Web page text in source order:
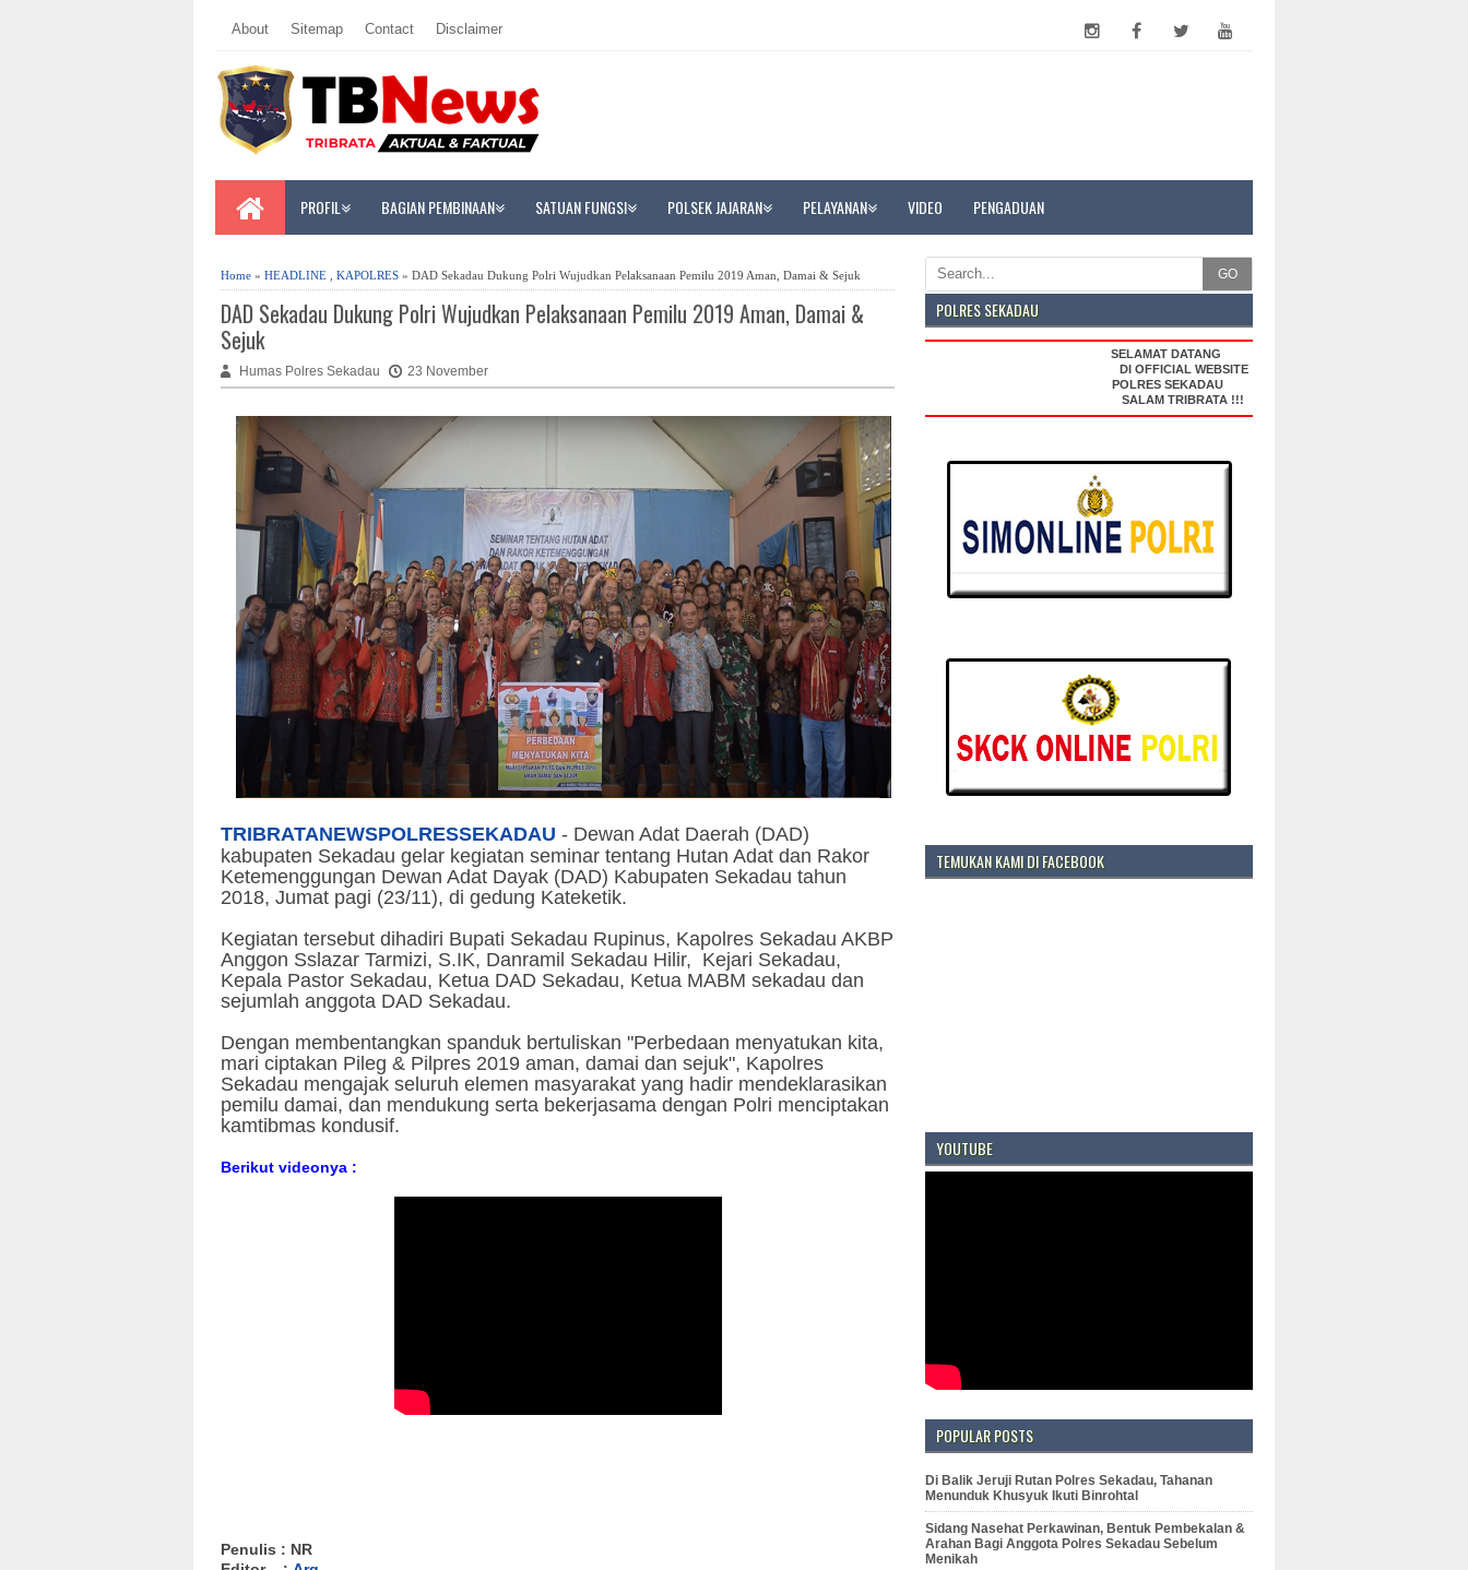
About Sitemap Contact Disclaimer
PROFIL BAGIAN PEMBINAAN SATUAN FUNGSI POLSEK JAJARAN PELAYANAN VIDEO PENGADUAN
Home » HEADLINE KAPOLRES » DAD Sekadau Dukung Polri Wujudkan Pelaksanaan Pemilu 2019 Aman, Damai & Sejuk
DAD Sekadau Dukung Polri Wujudkan Pelaksanaan Pemilu 2019 Aman, Damai &
Sejuk
Humas Polres Sekadau 23 November
TRIBRATANEWSPOLRESSEKADAU - Dewan Adat Daerah (DAD)
kabupaten Sekadau gelar kegiatan seminar tentang Hutan Adat dan Rakor
Ketemenggungan Dewan Adat Dayak (DAD) Kabupaten Sekadau tahun
2018, Jumat pagi (23/11), di gedung Kateketik.
Kegiatan tersebut dihadiri Bupati Sekadau Rupinus, Kapolres Sekadau AKBP
Anggon Sslazar Tarmizi, S.IK, Danramil Sekadau Hilir, Kejari Sekadau,
Kepala Pastor Sekadau, Ketua DAD Sekadau, Ketua MABM sekadau dan
sejumlah anggota DAD Sekadau.
Dengan membentangkan spanduk bertuliskan "Perbedaan menyatukan kita,
mari ciptakan Pileg & Pilpres 2019 aman, damai dan sejuk", Kapolres
Sekadau mengajak seluruh elemen masyarakat yang hadir mendeklarasikan
pemilu damai, dan mendukung serta bekerjasama dengan Polri menciptakan
kamtibmas kondusif.
Berikut videonya :
Penulis : NR
GO
POLRES SEKADAU
SELAMAT DATANG
DI OFFICIAL WEBSITE
POLRES SEKADAU
SALAM TRIBRATA !!!
TEMUKAN KAMI DI FACEBOOK
YOUTUBE
POPULAR POSTS
Di Balik Jeruji Rutan Polres Sekadau, Tahanan
Menunduk Khusyuk Ikuti Binrohtal
Sidang Nasehat Perkawinan, Bentuk Pembekalan &
Arahan Bagi Anggota Polres Sekadau Sebelum
Menikah